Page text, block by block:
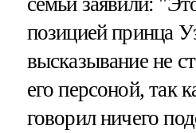
позицией принца
высказывание не
его персоной, так
говорил ничего